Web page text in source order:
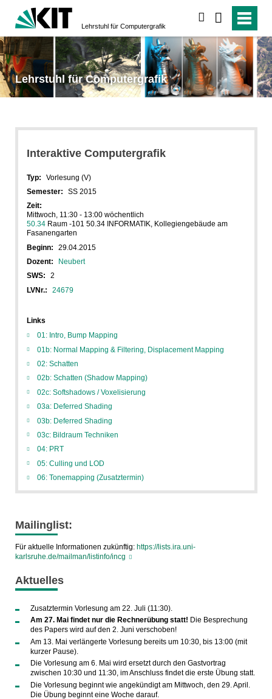
Lehrstuhl für Computergrafik
Lehrstuhl für Computergrafik
Interaktive Computergrafik
Typ:
Vorlesung (V)
Semester:
SS 2015
Zeit:
Mittwoch, 11:30 - 13:00 wöchentlich
50.34Raum -101 50.34 INFORMATIK, Kollegiengebäude am
Fasanengarten
Beginn:
29.04.2015
Dozent:
Neubert
SWS:
2
LVNr.:
24679
Links
01: Intro, Bump Mapping
01b: Normal Mapping & Filtering, Displacement Mapping
02: Schatten
02b: Schatten (Shadow Mapping)
02c: Softshadows / Voxelisierung
03a: Deferred Shading
03b: Deferred Shading
03c: Bildraum Techniken
04: PRT
05: Culling und LOD
06: Tonemapping (Zusatztermin)
Mailinglist:
Für aktuelle Informationen zukünftig: https://lists.ira.uni-
karlsruhe.de/mailman/listinfo/incg
Aktuelles
Zusatztermin Vorlesung am 22. Juli (11:30).
Am 27. Mai findet nur die Rechnerübung statt! Die Besprechung
des Papers wird auf den 2. Juni verschoben!
Am 13. Mai verlängerte Vorlesung bereits um 10:30, bis 13:00 (mit
kurzer Pause).
Die Vorlesung am 6. Mai wird ersetzt durch den Gastvortrag
zwischen 10:30 und 11:30, im Anschluss findet die erste Übung statt.
Die Vorlesung beginnt wie angekündigt am Mittwoch, den 29. April.
Die Übung beginnt eine Woche darauf.